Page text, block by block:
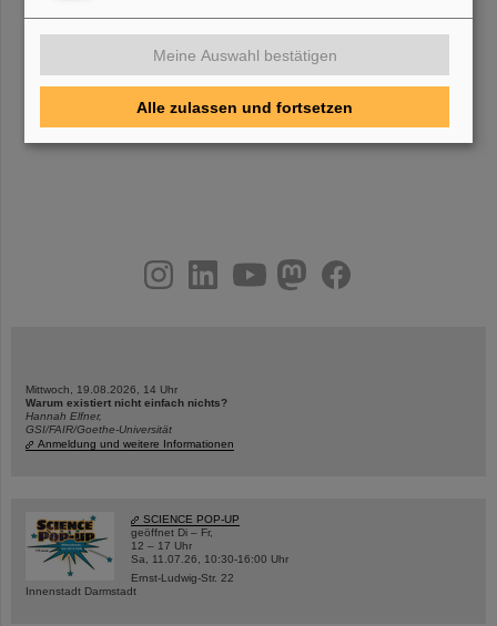
« .... 10 11 12 13 14 15 16 17 18
19
youtubehelmholtz.socialfacebook
Mittwoch, 19.08.2026, 14 Uhr
Warum existiert nicht einfach nichts?
Hannah Elfner,
GSI/FAIR/Goethe-Universität
Anmeldung und weitere Informationen
SCIENCE POP-UP
geöffnet Di – Fr,
12 – 17 Uhr
Sa, 11.07.26, 10:30-16:00 Uhr
Ernst-Ludwig-Str. 22
Innenstadt Darmstadt
Meine Auswahl bestätigen
Alle zulassen und fortsetzen